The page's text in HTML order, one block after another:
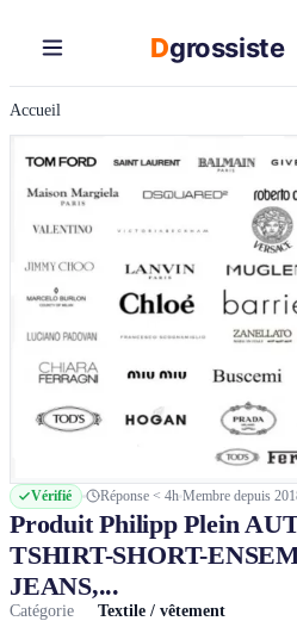
contenu
principal
Dgrossiste
Accueil
Vérifié Réponse < 4h Membre depuis
Produit Philipp Plein
TSHIRT-SHORT-
JEANS,...
Catégorie
Textile / vêtement